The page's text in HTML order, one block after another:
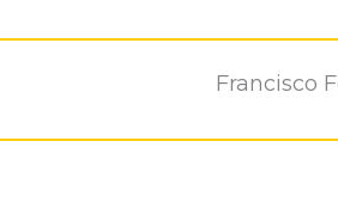
Francisco